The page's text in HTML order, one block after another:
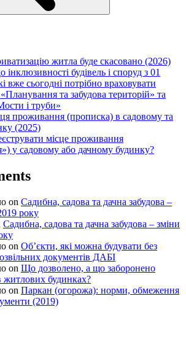
житла буде скасовано (2026)
інклюзивності будівель і споруд з 01
вже сьогодні потрібно враховувати
та забудова територій» та
і труби»
проживання (прописка) в садовому та
(2025)
місце проживання
у садовому або дачному будинку?
on Садибна, садова та дачна забудова –
року
Садибна, садова та дачна забудова – зміни
on Об’єкти, які можна будувати без
документів ДАБІ
on Що дозволено, а що заборонено
житлових будинках?
on Паркан (огорожа): норми, обмеження
(2019)